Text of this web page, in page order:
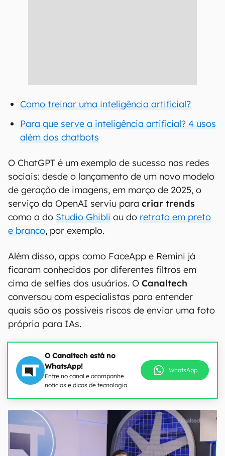
Como treinar uma inteligência artificial?
Para que serve a inteligência artificial? 4 usos
além dos chatbots
O ChatGPT é um exemplo de sucesso nas redes
sociais: desde o lançamento de um novo modelo
de geração de imagens, em março de 2025, o
serviço da OpenAI serviu para criar trends
como a do Studio Ghibli ou do retrato em preto
e branco, por exemplo.
Além disso, apps como FaceApp e Remini já
ficaram conhecidos por diferentes filtros em
cima de selfies dos usuários. O Canaltech
conversou com especialistas para entender
quais são os possíveis riscos de enviar uma foto
própria para IAs.
O Canaltech está no
WhatsApp!
Entre no canal e acompanhe
notícias e dicas de tecnologia
WhatsApp